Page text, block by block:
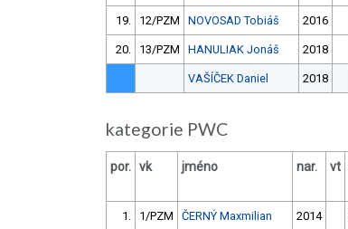
19. 12/PZM NOVOSAD Tobiáš 2016
20. 13/PZM HANULIAK Jonáš 2018
VAŠÍČEK Daniel 2018
kategorie PWC
por. vk jméno nar. vt
1. 1/PZM ČERNÝ Maxmilian 2014